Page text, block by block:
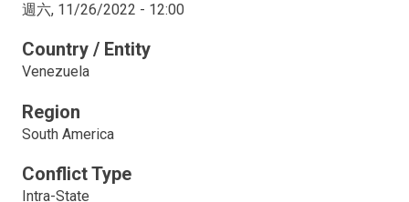
週六, 11/26/2022 - 12:00
Country / Entity
Venezuela
Region
South America
Conflict Type
Intra-State